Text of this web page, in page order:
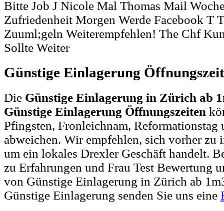
Bitte Job J Nicole Mal Thomas Mail
Zufriedenheit Morgen Werde Facebook T
Zuuml;geln Weiterempfehlen! The Chf
Sollte Weiter
Günstige Einlagerung
Die Günstige Einlagerung in Zürich ab
Günstige Einlagerung Öffnungszeiten
Pfingsten, Fronleichnam,
abweichen. Wir empfehlen, sich vorher zu
um ein lokales Drexler Geschäft handelt.
zu Erfahrungen und Frau Test Bewertung
von Günstige Einlagerung in Zürich ab
Günstige Einlagerung senden Sie uns eine